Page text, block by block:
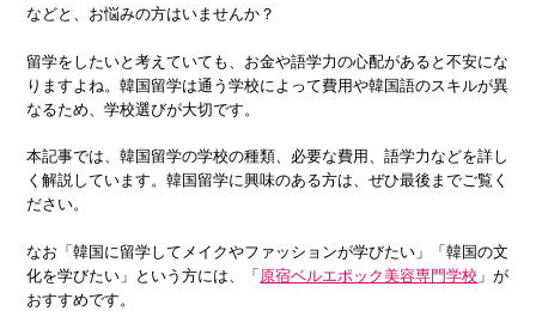
などと、お悩みの方はいませんか？
留学をしたいと考えていても、お金や語学力の心配があると不安にな
りますよね。韓国留学は通う学校によって費用や韓国語のスキルが異
なるため、学校選びが大切です。
本記事では、韓国留学の学校の種類、必要な費用、語学力などを詳し
く解説しています。韓国留学に興味のある方は、ぜひ最後までご覧く
ださい。
なお「韓国に留学してメイクやファッションが学びたい」「韓国の文
化を学びたい」という方には、「原宿ベルエポック美容専門学校 」が
おすすめです。